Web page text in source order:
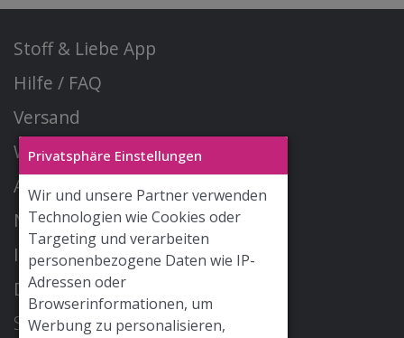
Privatsphäre Einstellungen
Wir und unsere Partner verwenden
Technologien wie Cookies oder
Targeting und verarbeiten
personenbezogene Daten wie IP-
Adressen oder
Browserinformationen, um
Werbung zu personalisieren,
Stoff & Liebe App
Hilfe / FAQ
Versand
Widerrufsrecht
AGB
Newsletter
Impressum
Datenschutz
STOFF & LIEBE GmbH